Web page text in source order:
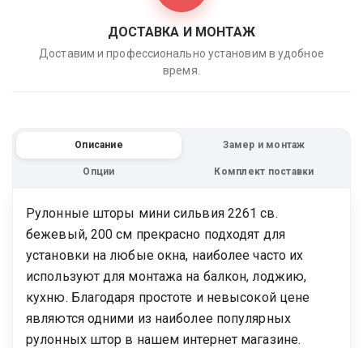
ДОСТАВКА И МОНТАЖ
Доставим и профессионально установим в удобное
время.
Описание Замер и монтаж
Опции Комплект поставки
Рулонные шторы мини сильвия 2261 св.
бежевый, 200 см прекрасно подходят для
установки на любые окна, наиболее часто их
используют для монтажа на балкон, лоджию,
кухню. Благодаря простоте и невысокой цене
являются одними из наиболее популярных
рулонных штор в нашем интернет магазине.